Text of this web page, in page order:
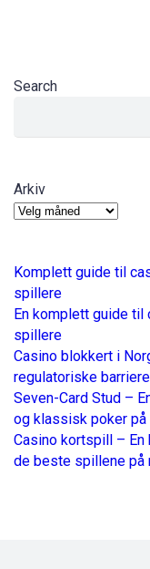
Search
Arkiv
Komplett guide til
spillere
En komplett guide
spillere
Casino blokkert i
regulatoriske
Seven-Card Stud –
og klassisk poker på
Casino kortspill –
de beste spillene på